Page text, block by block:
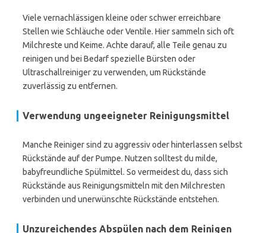
Viele vernachlässigen kleine oder schwer erreichbare
Stellen wie Schläuche oder Ventile. Hier sammeln sich oft
Milchreste und Keime. Achte darauf, alle Teile genau zu
reinigen und bei Bedarf spezielle Bürsten oder
Ultraschallreiniger zu verwenden, um Rückstände
zuverlässig zu entfernen.
Verwendung ungeeigneter Reinigungsmittel
Manche Reiniger sind zu aggressiv oder hinterlassen selbst
Rückstände auf der Pumpe. Nutzen solltest du milde,
babyfreundliche Spülmittel. So vermeidest du, dass sich
Rückstände aus Reinigungsmitteln mit den Milchresten
verbinden und unerwünschte Rückstände entstehen.
Unzureichendes Abspülen nach dem Reinigen